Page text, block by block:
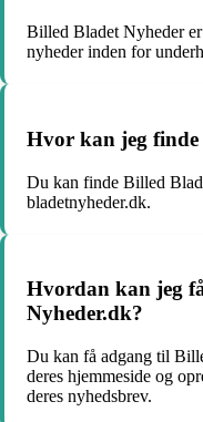
Billed Bladet Nyheder
nyheder inden for
Hvor kan jeg finde
Du kan finde Billed
bladetnyheder.dk.
Hvordan kan jeg
Nyheder.dk?
Du kan få adgang til
deres hjemmeside og
deres nyhedsbrev.